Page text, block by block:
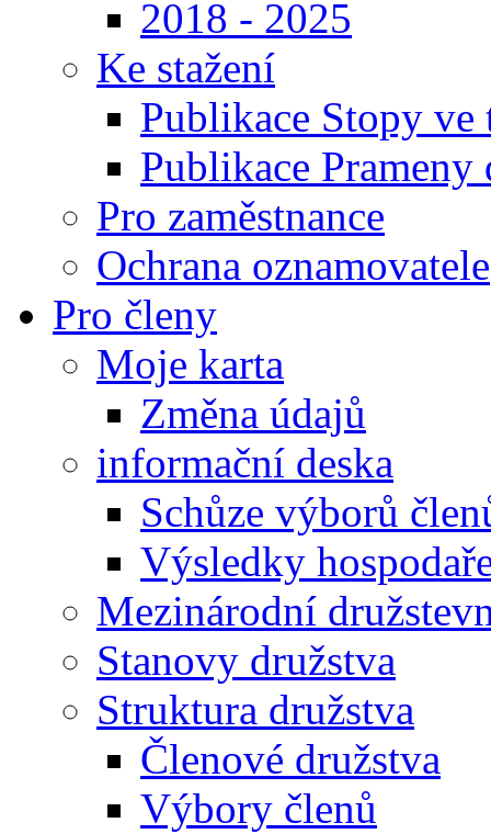
2018 - 2025
Ke stažení
Publikace Stopy ve
Publikace
Pro zaměstnance
Ochrana oznamovatele
Pro členy
Moje karta
Změna údajů
informační deska
Schůze výborů
Výsledky
Mezinárodní
Stanovy družstva
Struktura družstva
Členové družstva
Výbory členů